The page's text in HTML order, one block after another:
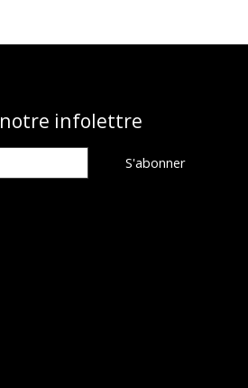
notre infolettre
S'abonner